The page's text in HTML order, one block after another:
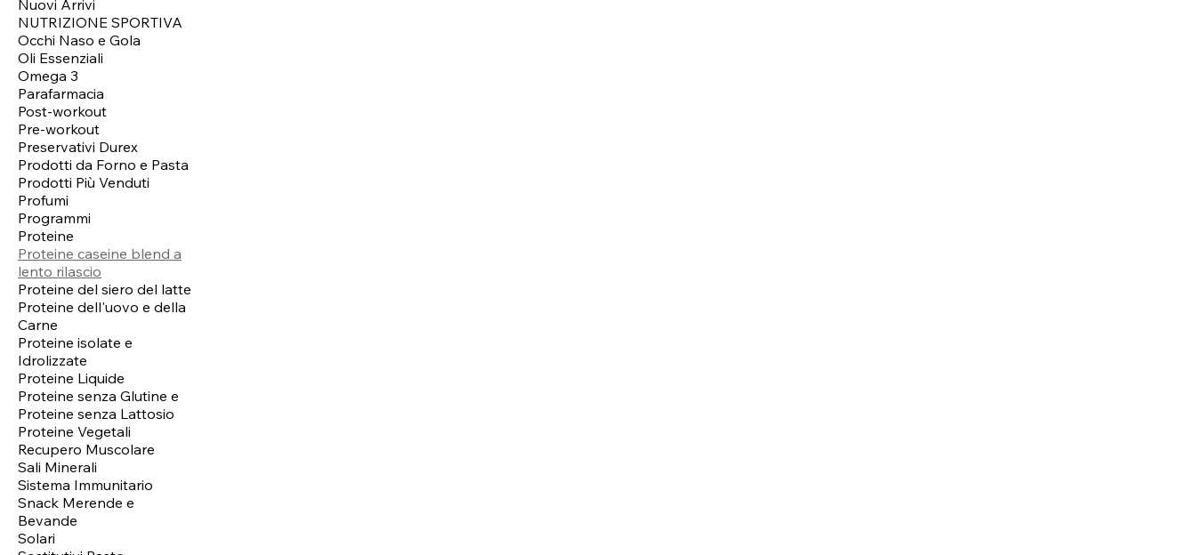
Nuovi Arrivi
NUTRIZIONE SPORTIVA
Occhi Naso e Gola
Oli Essenziali
Omega 3
Parafarmacia
Post-workout
Pre-workout
Preservativi Durex
Prodotti da Forno e Pasta
Prodotti Più Venduti
Profumi
Programmi
Proteine
Proteine caseine blend a
lento rilascio
Proteine del siero del latte
Proteine dell'uovo e della
Carne
Proteine isolate e
Idrolizzate
Proteine Liquide
Proteine senza Glutine e
Proteine senza Lattosio
Proteine Vegetali
Recupero Muscolare
Sali Minerali
Sistema Immunitario
Snack Merende e
Bevande
Solari